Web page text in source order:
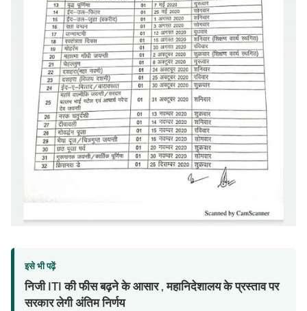
इसे भी पढ़ें
निजी ITI की फीस बढ़ने के आसार , महानिदेशालय के प्रस्ताव पर
सरकार लेगी अंतिम निर्णय